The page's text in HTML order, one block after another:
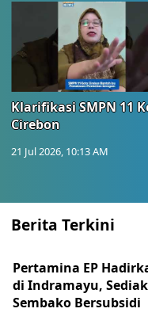
Klarifikasi SMPN 11
Cirebon
21 Jul 2026, 10:13 AM
Berita Terkini
Pertamina EP
di Indramayu,
Sembako Bersubsidi